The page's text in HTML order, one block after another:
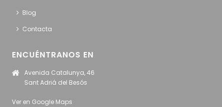
Blog
Contacta
ENCUÉNTRANOS EN
Avenida Catalunya, 46
Sant Adriá del Besós
Ver en Google Maps